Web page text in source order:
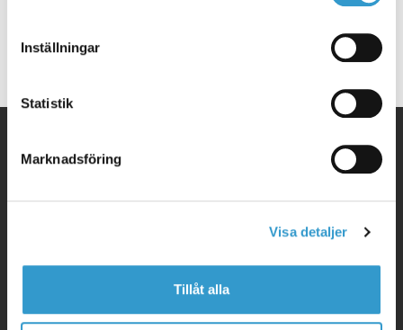
Inställningar
Statistik
Marknadsföring
Visa detaljer
Tillåt alla
Hus